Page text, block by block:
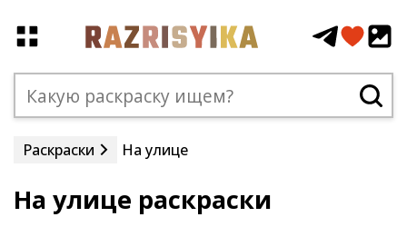
Раскраски На улице
На улице раскраски